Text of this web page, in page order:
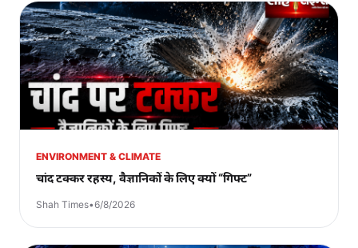
ENVIRONMENT & CLIMATE
चांद टक्कर रहस्य, वैज्ञानिकों के लिए क्यों “गिफ्ट”
Shah Times•6/8/2026